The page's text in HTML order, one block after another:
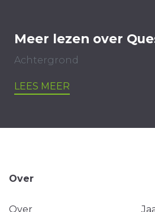
Meer lezen over
Achtergrond
LEES MEER
Over
Over